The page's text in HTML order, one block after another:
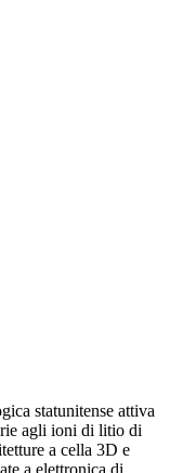
statunitense attiva
agli ioni di litio di
a cella 3D e